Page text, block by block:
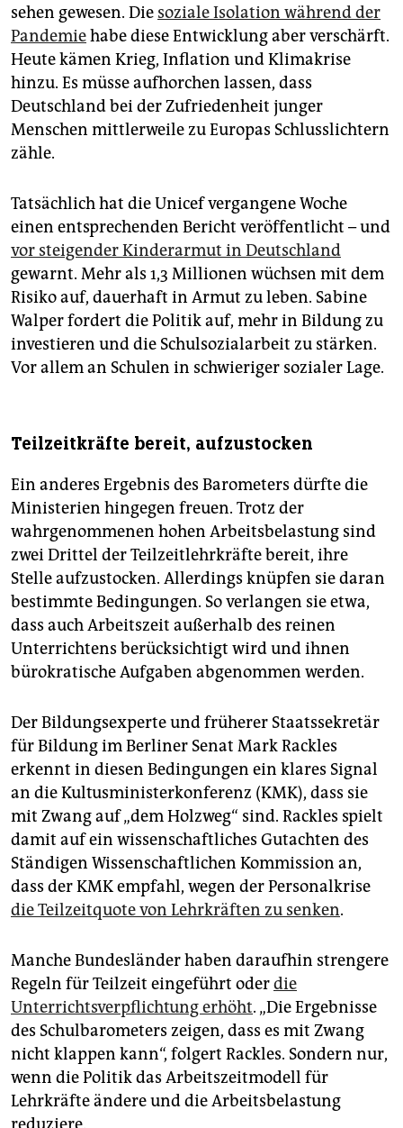
sehen gewesen. Die soziale Isolation während der
Pandemiehabe diese Entwicklung aber verschärft.
Heute kämen Krieg, Inflation und Klimakrise
hinzu. Es müsse aufhorchen lassen, dass
Deutschland bei der Zufriedenheit junger
Menschen mittlerweile zu Europas Schlusslichtern
zähle.
Tatsächlich hat die Unicef vergangene Woche
einen entsprechenden Bericht veröffentlicht – und
vor steigender Kinderarmut in Deutschland
gewarnt. Mehr als 1,3 Millionen wüchsen mit dem
Risiko auf, dauerhaft in Armut zu leben. Sabine
Walper fordert die Politik auf, mehr in Bildung zu
investieren und die Schulsozialarbeit zu stärken.
Vor allem an Schulen in schwieriger sozialer Lage.
Teilzeitkräfte bereit, aufzustocken
Ein anderes Ergebnis des Barometers dürfte die
Ministerien hingegen freuen. Trotz der
wahrgenommenen hohen Arbeitsbelastung sind
zwei Drittel der Teilzeitlehrkräfte bereit, ihre
Stelle aufzustocken. Allerdings knüpfen sie daran
bestimmte Bedingungen. So verlangen sie etwa,
dass auch Arbeitszeit außerhalb des reinen
Unterrichtens berücksichtigt wird und ihnen
bürokratische Aufgaben abgenommen werden.
Der Bildungsexperte und früherer Staatssekretär
für Bildung im Berliner Senat Mark Rackles
erkennt in diesen Bedingungen ein klares Signal
an die Kultusministerkonferenz (KMK), dass sie
mit Zwang auf „dem Holzweg“ sind. Rackles spielt
damit auf ein wissenschaftliches Gutachten des
Ständigen Wissenschaftlichen Kommission an,
dass der KMK empfahl, wegen der Personalkrise
die Teilzeitquote von Lehrkräften zu senken.
Manche Bundesländer haben daraufhin strengere
Regeln für Teilzeit eingeführt oderdie
Unterrichtsverpflichtung erhöht. „Die Ergebnisse
des Schulbarometers zeigen, dass es mit Zwang
nicht klappen kann“, folgert Rackles. Sondern nur,
wenn die Politik das Arbeitszeitmodell für
Lehrkräfte ändere und die Arbeitsbelastung